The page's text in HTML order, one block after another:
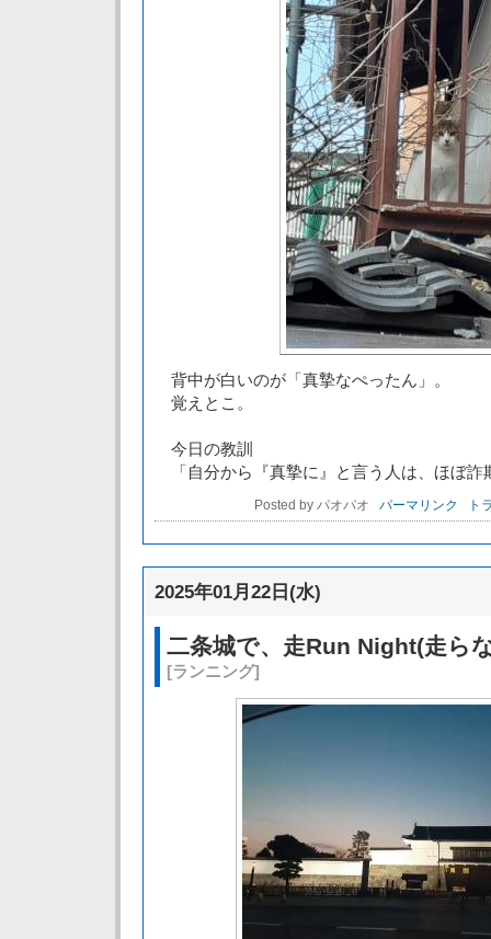
背中が白いのが「真摯なぺったん」。
覚えとこ。
今日の教訓
「自分から『真摯に』と言う人は、ほぼ詐
Posted by パオパオ パーマリンク ト
2025年01月22日(水)
二条城で、走Run Night(走ら
[ランニング]